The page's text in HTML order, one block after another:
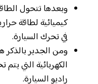
وبعدها تتحول
كيميائية لطاقة
في تحرك السيارة.
ومن الجدير
الكهربائية التي
راديو السيارة.